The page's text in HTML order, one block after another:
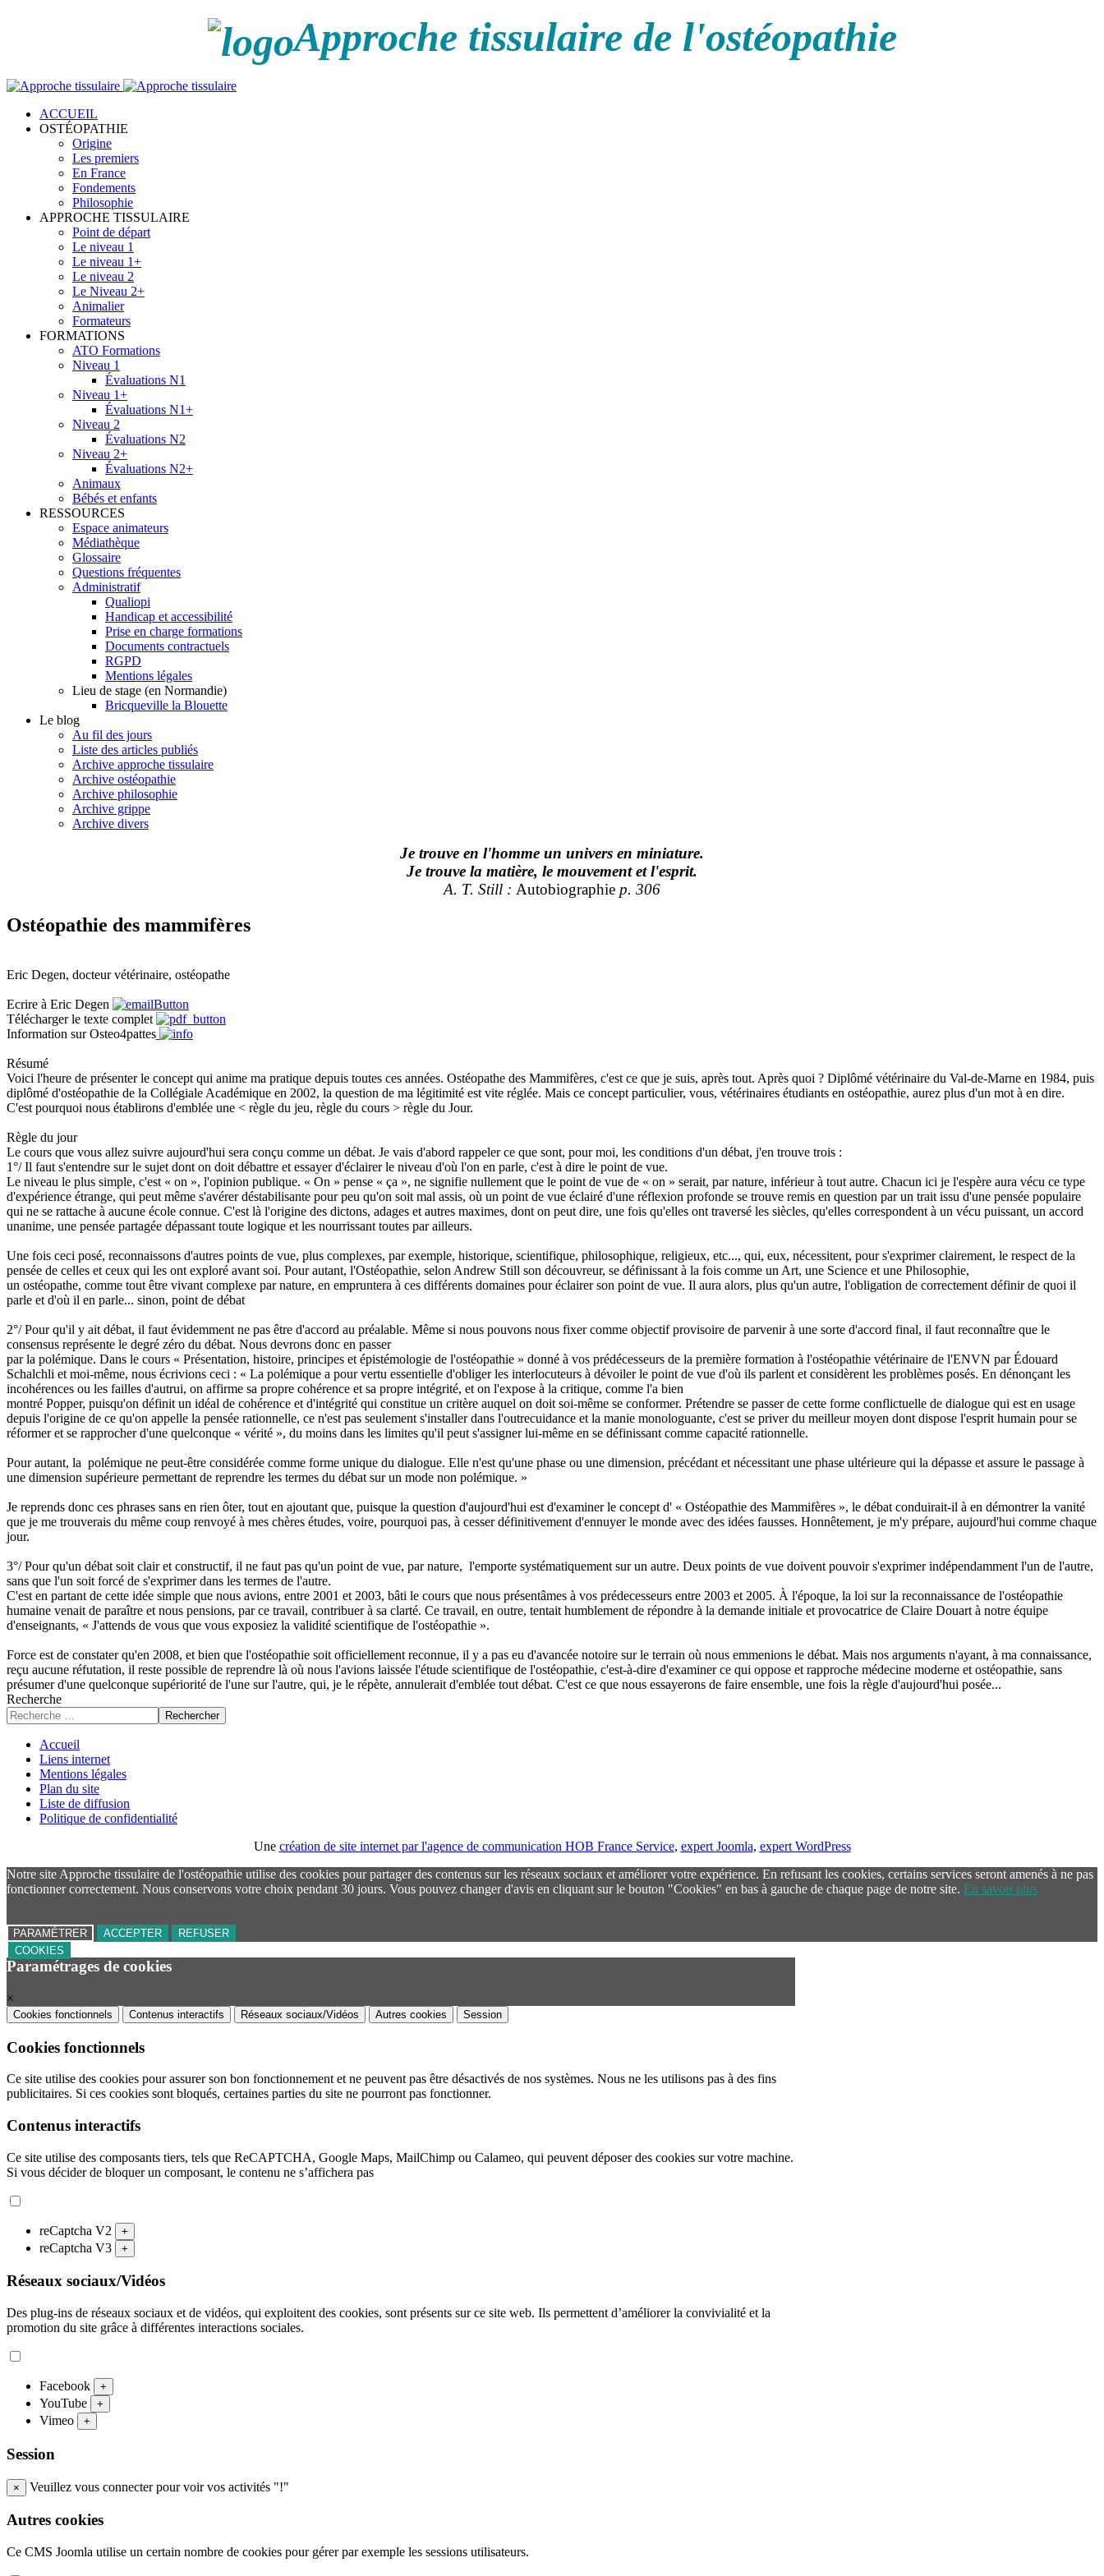
Approche tissulaire de l'ostéopathie
ACCUEIL
OSTÉOPATHIE
Origine
Les premiers
En France
Fondements
Philosophie
APPROCHE TISSULAIRE
Point de départ
Le niveau 1
Le niveau 1+
Le niveau 2
Le Niveau 2+
Animalier
Formateurs
FORMATIONS
ATO Formations
Niveau 1
Évaluations N1
Niveau 1+
Évaluations N1+
Niveau 2
Évaluations N2
Niveau 2+
Évaluations N2+
Animaux
Bébés et enfants
RESSOURCES
Espace animateurs
Médiathèque
Glossaire
Questions fréquentes
Administratif
Qualiopi
Handicap et accessibilité
Prise en charge formations
Documents contractuels
RGPD
Mentions légales
Lieu de stage (en Normandie)
Bricqueville la Blouette
Le blog
Au fil des jours
Liste des articles publiés
Archive approche tissulaire
Archive ostéopathie
Archive philosophie
Archive grippe
Archive divers
Je trouve en l'homme un univers en miniature.
Je trouve la matière, le mouvement et l'esprit.
A. T. Still : Autobiographie p. 306
Ostéopathie des mammifères
Eric Degen, docteur vétérinaire, ostéopathe
Ecrire à Eric Degen
Télécharger le texte complet
Information sur Osteo4pattes
Résumé
Voici l'heure de présenter le concept qui anime ma pratique depuis toutes ces années. Ostéopathe des Mammifères, c'est ce que je suis, après tout. Après quoi ? Diplômé vétérinaire du Val-de-Marne en 1984, puis
diplômé d'ostéopathie de la Collégiale Académique en 2002, la question de ma légitimité est vite réglée. Mais ce concept particulier, vous, vétérinaires étudiants en ostéopathie, aurez plus d'un mot à en dire.
C'est pourquoi nous établirons d'emblée une < règle du jeu, règle du cours > règle du Jour.
Règle du jour
Le cours que vous allez suivre aujourd'hui sera conçu comme un débat. Je vais d'abord rappeler ce que sont, pour moi, les conditions d'un débat, j'en trouve trois :
1°/ Il faut s'entendre sur le sujet dont on doit débattre et essayer d'éclairer le niveau d'où l'on en parle, c'est à dire le point de vue.
Le niveau le plus simple, c'est « on », l'opinion publique. « On » pense « ça », ne signifie nullement que le point de vue de « on » serait, par nature, inférieur à tout autre. Chacun ici je l'espère aura vécu ce type
d'expérience étrange, qui peut même s'avérer déstabilisante pour peu qu'on soit mal assis, où un point de vue éclairé d'une réflexion profonde se trouve remis en question par un trait issu d'une pensée populaire
qui ne se rattache à aucune école connue. C'est là l'origine des dictons, adages et autres maximes, dont on peut dire, une fois qu'elles ont traversé les siècles, qu'elles correspondent à un vécu puissant, un accord
unanime, une pensée partagée dépassant toute logique et les nourrissant toutes par ailleurs.
Une fois ceci posé, reconnaissons d'autres points de vue, plus complexes, par exemple, historique, scientifique, philosophique, religieux, etc..., qui, eux, nécessitent, pour s'exprimer clairement, le respect de la
pensée de celles et ceux qui les ont exploré avant soi. Pour autant, l'Ostéopathie, selon Andrew Still son découvreur, se définissant à la fois comme un Art, une Science et une Philosophie,
un ostéopathe, comme tout être vivant complexe par nature, en empruntera à ces différents domaines pour éclairer son point de vue. Il aura alors, plus qu'un autre, l'obligation de correctement définir de quoi il
parle et d'où il en parle... sinon, point de débat
2°/ Pour qu'il y ait débat, il faut évidemment ne pas être d'accord au préalable. Même si nous pouvons nous fixer comme objectif provisoire de parvenir à une sorte d'accord final, il faut reconnaître que le
consensus représente le degré zéro du débat. Nous devrons donc en passer
par la polémique. Dans le cours « Présentation, histoire, principes et épistémologie de l'ostéopathie » donné à vos prédécesseurs de la première formation à l'ostéopathie vétérinaire de l'ENVN par Édouard
Schalchli et moi-même, nous écrivions ceci : « La polémique a pour vertu essentielle d'obliger les interlocuteurs à dévoiler le point de vue d'où ils parlent et considèrent les problèmes posés. En dénonçant les
incohérences ou les failles d'autrui, on affirme sa propre cohérence et sa propre intégrité, et on l'expose à la critique, comme l'a bien
montré Popper, puisqu'on définit un idéal de cohérence et d'intégrité qui constitue un critère auquel on doit soi-même se conformer. Prétendre se passer de cette forme conflictuelle de dialogue qui est en usage
depuis l'origine de ce qu'on appelle la pensée rationnelle, ce n'est pas seulement s'installer dans l'outrecuidance et la manie monologuante, c'est se priver du meilleur moyen dont dispose l'esprit humain pour se
réformer et se rapprocher d'une quelconque « vérité », du moins dans les limites qu'il peut s'assigner lui-même en se définissant comme capacité rationnelle.
Pour autant, la polémique ne peut-être considérée comme forme unique du dialogue. Elle n'est qu'une phase ou une dimension, précédant et nécessitant une phase ultérieure qui la dépasse et assure le passage à
une dimension supérieure permettant de reprendre les termes du débat sur un mode non polémique. »
Je reprends donc ces phrases sans en rien ôter, tout en ajoutant que, puisque la question d'aujourd'hui est d'examiner le concept d' « Ostéopathie des Mammifères », le débat conduirait-il à en démontrer la vanité
que je me trouverais du même coup renvoyé à mes chères études, voire, pourquoi pas, à cesser définitivement d'ennuyer le monde avec des idées fausses. Honnêtement, je m'y prépare, aujourd'hui comme chaque
jour.
3°/ Pour qu'un débat soit clair et constructif, il ne faut pas qu'un point de vue, par nature, l'emporte systématiquement sur un autre. Deux points de vue doivent pouvoir s'exprimer indépendamment l'un de l'autre,
sans que l'un soit forcé de s'exprimer dans les termes de l'autre.
C'est en partant de cette idée simple que nous avions, entre 2001 et 2003, bâti le cours que nous présentâmes à vos prédecesseurs entre 2003 et 2005. À l'époque, la loi sur la reconnaissance de l'ostéopathie
humaine venait de paraître et nous pensions, par ce travail, contribuer à sa clarté. Ce travail, en outre, tentait humblement de répondre à la demande initiale et provocatrice de Claire Douart à notre équipe
d'enseignants, « J'attends de vous que vous exposiez la validité scientifique de l'ostéopathie ».
Force est de constater qu'en 2008, et bien que l'ostéopathie soit officiellement reconnue, il y a pas eu d'avancée notoire sur le terrain où nous emmenions le débat. Mais nos arguments n'ayant, à ma connaissance,
reçu aucune réfutation, il reste possible de reprendre là où nous l'avions laissée l'étude scientifique de l'ostéopathie, c'est-à-dire d'examiner ce qui oppose et rapproche médecine moderne et ostéopathie, sans
présumer d'une quelconque supériorité de l'une sur l'autre, qui, je le répète, annulerait d'emblée tout débat. C'est ce que nous essayerons de faire ensemble, une fois la règle d'aujourd'hui posée...
Recherche
Rechercher
Accueil
Liens internet
Mentions légales
Plan du site
Liste de diffusion
Politique de confidentialité
Une création de site internet par l'agence de communication HOB France Service, expert Joomla, expert WordPress
Notre site Approche tissulaire de l'ostéopathie utilise des cookies pour partager des contenus sur les réseaux sociaux et améliorer votre expérience. En refusant les cookies, certains services seront amenés à ne pas
fonctionner correctement. Nous conservons votre choix pendant 30 jours. Vous pouvez changer d'avis en cliquant sur le bouton "Cookies" en bas à gauche de chaque page de notre site. En savoir plus
PARAMÉTRER ACCEPTER
REFUSER
COOKIES
Paramétrages de cookies
×
Cookies fonctionnels Contenus interactifs Réseaux sociaux/Vidéos Autres cookies Session
Cookies fonctionnels
Ce site utilise des cookies pour assurer son bon fonctionnement et ne peuvent pas être désactivés de nos systèmes. Nous ne les utilisons pas à des fins
publicitaires. Si ces cookies sont bloqués, certaines parties du site ne pourront pas fonctionner.
Contenus interactifs
Ce site utilise des composants tiers, tels que ReCAPTCHA, Google Maps, MailChimp ou Calameo, qui peuvent déposer des cookies sur votre machine.
Si vous décider de bloquer un composant, le contenu ne s’affichera pas
reCaptcha V2 +
reCaptcha V3 +
Réseaux sociaux/Vidéos
Des plug-ins de réseaux sociaux et de vidéos, qui exploitent des cookies, sont présents sur ce site web. Ils permettent d’améliorer la convivialité et la
promotion du site grâce à différentes interactions sociales.
Facebook +
YouTube +
Vimeo +
Session
× Veuillez vous connecter pour voir vos activités "!"
Autres cookies
Ce CMS Joomla utilise un certain nombre de cookies pour gérer par exemple les sessions utilisateurs.